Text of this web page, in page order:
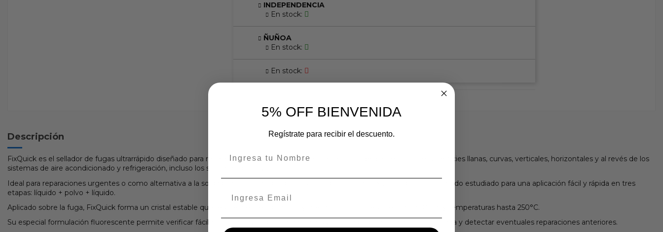
INDEPENDENCIA
En stock:
ÑUÑOA
En stock:
En stock:
Descripción
FixQuick es el sellador de fugas ultrarrápido diseñado para reparar de modo definitivo fugas hasta 1 mm de diámetro sobre superficies llanas, curvas, verticales, horizontales y al revés de los
sistemas de aire acondicionado y refrigeración, incluso los sistemas de los vehículos.
Ideal para reparaciones urgentes o como alternativa a la soldadura en zonas donde no se puede efectuar. FixQuick, de hecho, ha sido estudiado para una aplicación fácil y rápida en tres
etapas: líquido + polvo + líquido.
Aplicado sobre la fuga, FixQuick forma un cristal estable que resiste a estrés químicos y mecánicos, con presiones hasta 50 bar y temperaturas hasta 250°C.
Su especial formulación fluorescente permite verificar fácilmente, a través de una lámpara UV, el estado de la reparación efectuada y detectar eventuales reparaciones anteriores.
5% OFF BIENVENIDA
Regístrate para recibir el descuento.